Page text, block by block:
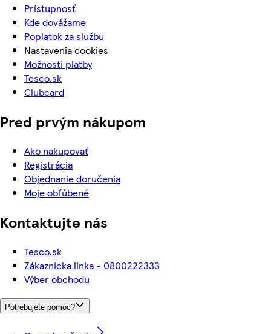
Prístupnosť
Kde dovážame
Poplatok za službu
Nastavenia cookies
Možnosti platby
Tesco.sk
Clubcard
Pred prvým nákupom
Ako nakupovať
Registrácia
Objednanie doručenia
Moje obľúbené
Kontaktujte nás
Tesco.sk
Zákaznícka linka - 0800222333
Výber obchodu
Potrebujete pomoc?